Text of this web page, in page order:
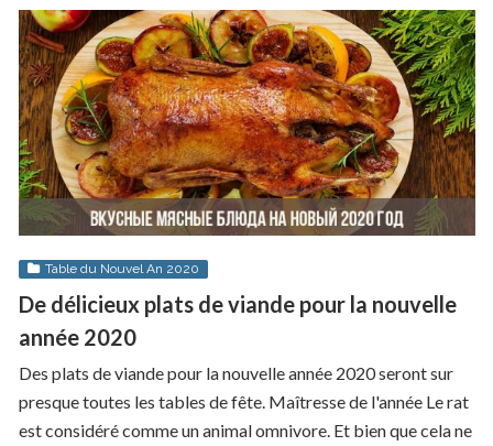
Table du Nouvel An 2020
De délicieux plats de viande pour la nouvelle
année 2020
Des plats de viande pour la nouvelle année 2020 seront sur
presque toutes les tables de fête. Maîtresse de l'année Le rat
est considéré comme un animal omnivore. Et bien que cela ne